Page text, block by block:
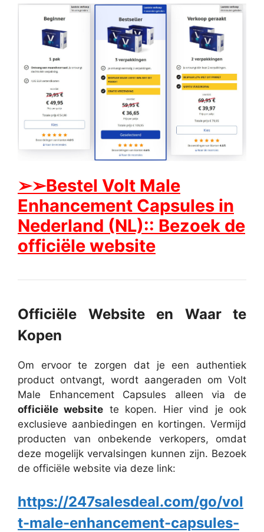
➢➢Bestel Volt Male
Enhancement Capsules in
Nederland (NL):: Bezoek de
officiële website
Officiële Website en Waar te
Kopen
Om ervoor te zorgen dat je een authentiek
product ontvangt, wordt aangeraden om Volt
Male Enhancement Capsules alleen via de
officiële website te kopen. Hier vind je ook
exclusieve aanbiedingen en kortingen. Vermijd
producten van onbekende verkopers, omdat
deze mogelijk vervalsingen kunnen zijn. Bezoek
de officiële website via deze link:
https://247salesdeal.com/go/vol
t-male-enhancement-capsules-